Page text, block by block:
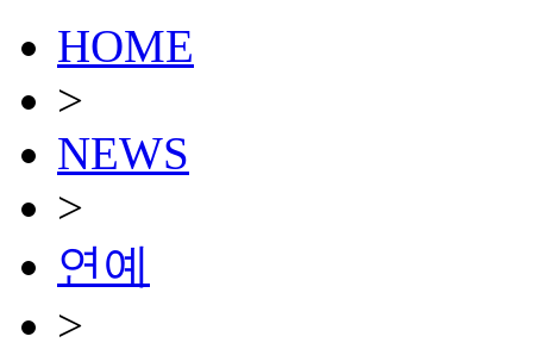
HOME
>
NEWS
>
연예
>